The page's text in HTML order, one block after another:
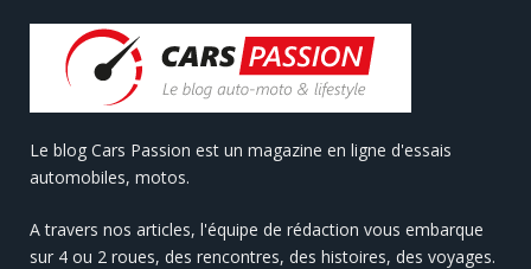
Le blog Cars Passion est un magazine en ligne d'essais
automobiles, motos.
A travers nos articles, l'équipe de rédaction vous embarque
sur 4 ou 2 roues, des rencontres, des histoires, des voyages.